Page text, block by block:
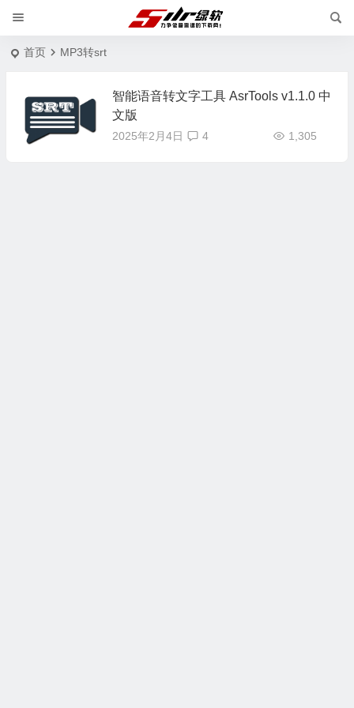
首页 MP3转srt
智能语音转文字工具 AsrTools v1.1.0 中
文版
2025年2月4日 1,305
4